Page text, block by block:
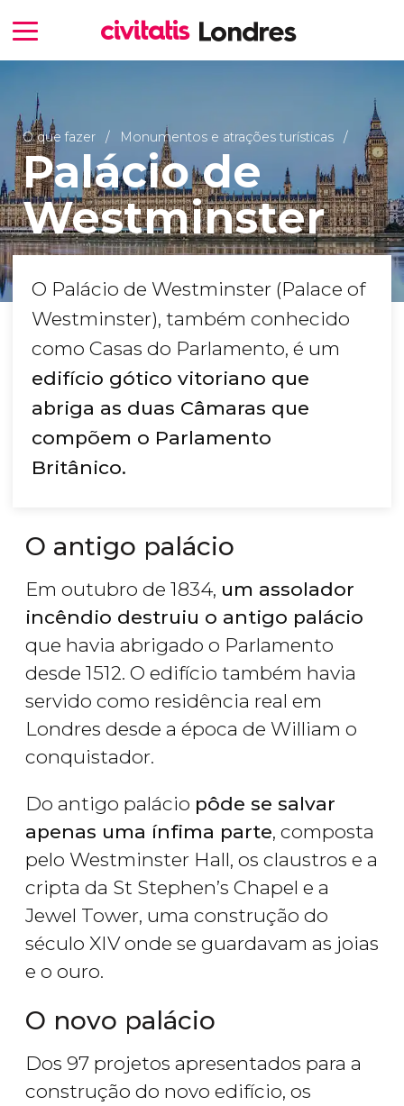
O que fazer Monumentos e atrações turísticas
Palácio de
Westminster
O Palácio de Westminster (Palace of
Westminster), também conhecido
como Casas do Parlamento, é um
edifício gótico vitoriano que
abriga as duas Câmaras que
compõem o Parlamento
Britânico.
O antigo palácio
Em outubro de 1834, um assolador
incêndio destruiu o antigo palácio
que havia abrigado o Parlamento
desde 1512. O edifício também havia
servido como residência real em
Londres desde a época de William o
conquistador.
Do antigo palácio pôde se salvar
apenas uma ínfima parte, composta
pelo Westminster Hall, os claustros e a
cripta da St Stephen’s Chapel e a
Jewel Tower, uma construção do
século XIV onde se guardavam as joias
e o ouro.
O novo palácio
Dos 97 projetos apresentados para a
construção do novo edifício, os